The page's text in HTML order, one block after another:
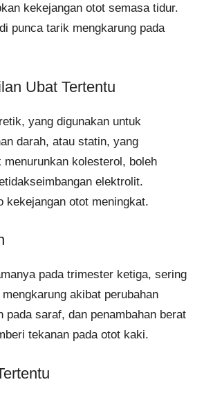
kekejangan otot semasa tidur.
punca tarik mengkarung pada
Ubat Tertentu
yang digunakan untuk
darah, atau statin, yang
menurunkan kolesterol, boleh
elektrolit.
kekejangan otot meningkat.
pada trimester ketiga, sering
akibat perubahan
pada saraf, dan penambahan berat
tekanan pada otot kaki.